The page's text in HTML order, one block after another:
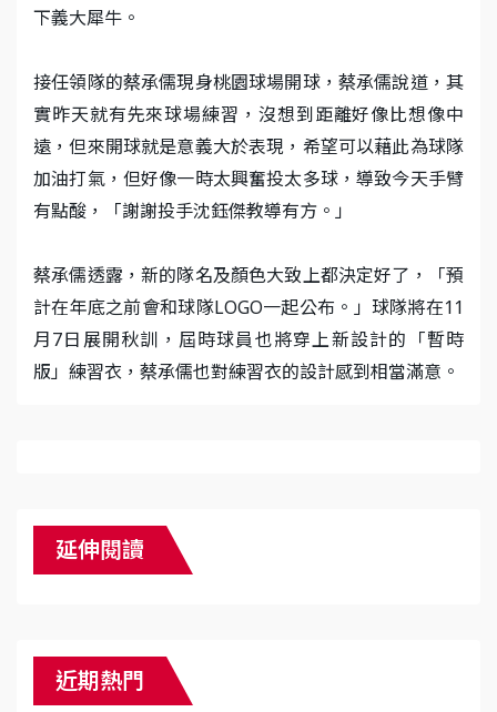
下義大犀牛。
接任領隊的蔡承儒現身桃園球場開球，蔡承儒說道，其
實昨天就有先來球場練習，沒想到距離好像比想像中
遠，但來開球就是意義大於表現，希望可以藉此為球隊
加油打氣，但好像一時太興奮投太多球，導致今天手臂
有點酸，「謝謝投手沈鈺傑教導有方。」
蔡承儒透露，新的隊名及顏色大致上都決定好了，「預
計在年底之前會和球隊LOGO一起公布。」球隊將在11
月7日展開秋訓，屆時球員也將穿上新設計的「暫時
版」練習衣，蔡承儒也對練習衣的設計感到相當滿意。
延伸閱讀
近期熱門